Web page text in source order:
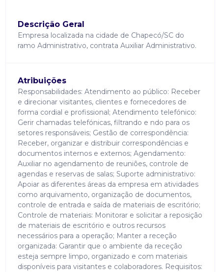
Descrição Geral
Empresa localizada na cidade de Chapecó/SC do
ramo Administrativo, contrata Auxiliar Administrativo.
Atribuições
Responsabilidades: Atendimento ao público: Receber
e direcionar visitantes, clientes e fornecedores de
forma cordial e profissional; Atendimento telefónico:
Gerir chamadas telefónicas, filtrando e ndo para os
setores responsáveis; Gestão de correspondência:
Receber, organizar e distribuir correspondências e
documentos internos e externos; Agendamento:
Auxiliar no agendamento de reuniões, controle de
agendas e reservas de salas; Suporte administrativo:
Apoiar as diferentes áreas da empresa em atividades
como arquivamento, organização de documentos,
controle de entrada e saída de materiais de escritório;
Controle de materiais: Monitorar e solicitar a reposição
de materiais de escritório e outros recursos
necessários para a operação; Manter a receção
organizada: Garantir que o ambiente da receção
esteja sempre limpo, organizado e com materiais
disponíveis para visitantes e colaboradores. Requisitos: